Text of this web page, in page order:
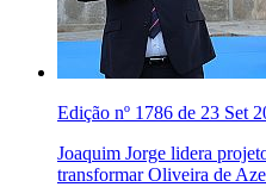
Edição nº 1786 de 23 Set
Joaquim Jorge lidera
transformar Oliveira de